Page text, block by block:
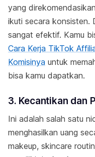
yang
ikuti secara konsisten.
sangat efektif. Kamu
Cara Kerja TikTok
Komisinya untuk
bisa kamu dapatkan.
3. Kecantikan dan
Ini adalah salah satu
menghasilkan uang
makeup, skincare